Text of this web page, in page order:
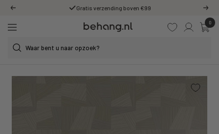
naar
content
Vorige Gratis verzending boven €99
0
Behang.nl
Navigatie